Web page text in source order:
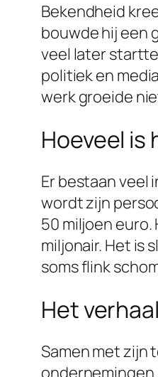
Bekendheid
bouwde hij een
veel later
politiek en
werk groeide
Hoeveel is
Er bestaan veel
wordt zijn
50 miljoen
miljonair. Het is
soms flink
Het
Samen met zijn